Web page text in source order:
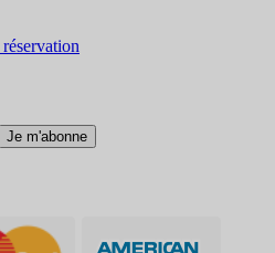
Je m'abonne